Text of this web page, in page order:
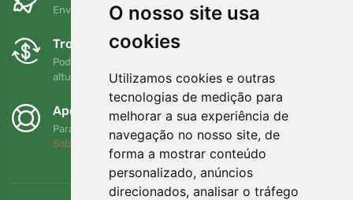
O nosso site usa
cookies
Utilizamos cookies e outras
tecnologias de medição para
melhorar a sua experiência de
navegação no nosso site, de
forma a mostrar conteúdo
personalizado, anúncios
direcionados, analisar o tráfego
Envio gratuito para encomendas superiores a 80 EUR
Trocas e devoluções gratuitas
Pode devolver ou trocar a sua encomenda em qualquer
altura no prazo de 90 dias
Apoiamos a Trees.org
Para cada encomenda plantamos uma árvore! Leia mais
Sobre nós